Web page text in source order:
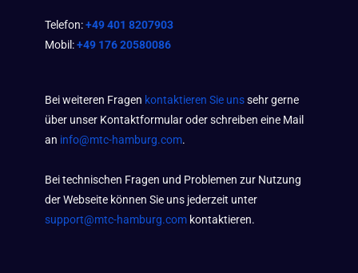
Telefon:+49 401 8207903
Mobil:+49 176 20580086
Bei weiteren Fragen kontaktieren Sie unssehr gerne
über unser Kontaktformular oder schreiben eine Mail
an info@mtc-hamburg.com.
Bei technischen Fragen und Problemen zur Nutzung
der Webseite können Sie uns jederzeit unter
support@mtc-hamburg.com kontaktieren.